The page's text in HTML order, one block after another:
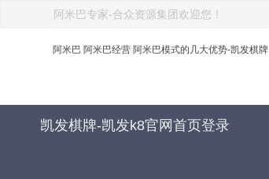
阿米巴专家-合众资源集团欢迎您！
阿米巴 阿米巴经营 阿米巴模式的几大优势-凯发棋牌
凯发棋牌-凯发k8官网首页登录